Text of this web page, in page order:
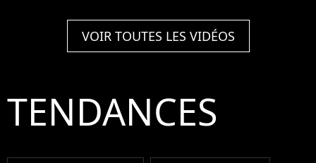
VOIR TOUTES LES VIDÉOS
TENDANCES